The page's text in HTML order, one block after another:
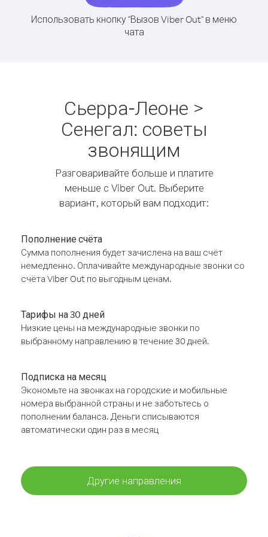
Использовать кнопку "Вызов Viber Out" в меню
чата
Сьерра-Леоне >
Сенегал: советы
звонящим
Разговаривайте больше и платите
меньше с Viber Out. Выберите
вариант, который вам подходит:
Пополнение счёта
Сумма пополнения будет зачислена на ваш счёт
немедленно. Оплачивайте международные звонки со
счёта Viber Out по выгодным ценам.
Тарифы на 30 дней
Низкие цены на международные звонки по
выбранному направлению в течение 30 дней.
Подписка на месяц
Экономьте на звонках на городские и мобильные
номера выбранной страны и не заботьтесь о
пополнении баланса. Деньги списываются
автоматически один раз в месяц
Другие направления